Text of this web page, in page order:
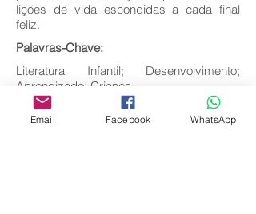
lições de vida escondidas a cada final
feliz.
Palavras-Chave:
Literatura Infantil; Desenvolvimento;
Aprendizado; Criança
Baixar texto completo
Email Facebook WhatsApp